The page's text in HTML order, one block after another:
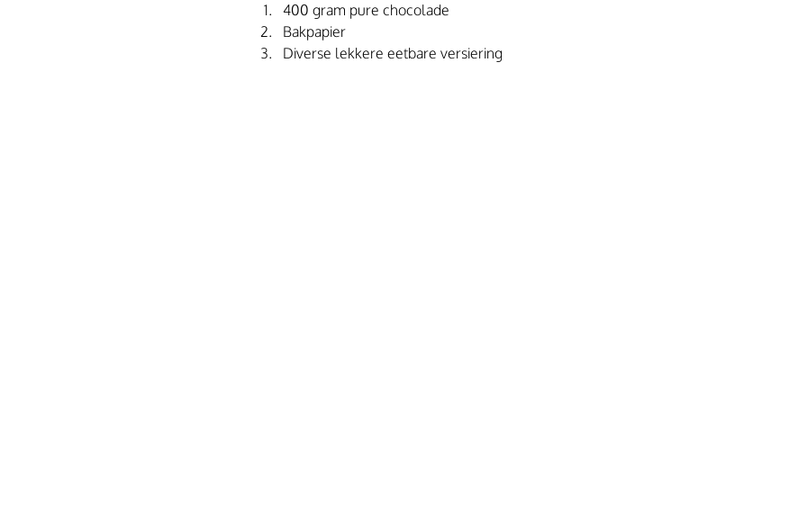
400 gram pure chocolade
Bakpapier
Diverse lekkere eetbare versiering